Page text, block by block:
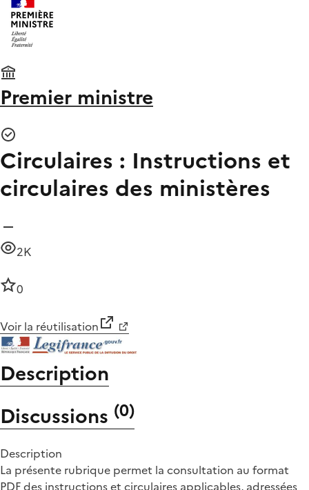
Premier ministre
Circulaires : Instructions et
circulaires des ministères
2K
0
Voir la réutilisation
Description
Discussions (0)
Description
La présente rubrique permet la consultation au format
PDF des instructions et circulaires applicables, adressées